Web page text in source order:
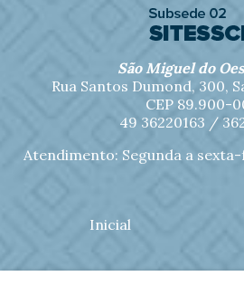
São Miguel do
Rua Santos Dumond, 300,
CEP 89.900-
49 36220163 /
Atendimento: Segunda a sexta-
Inicial